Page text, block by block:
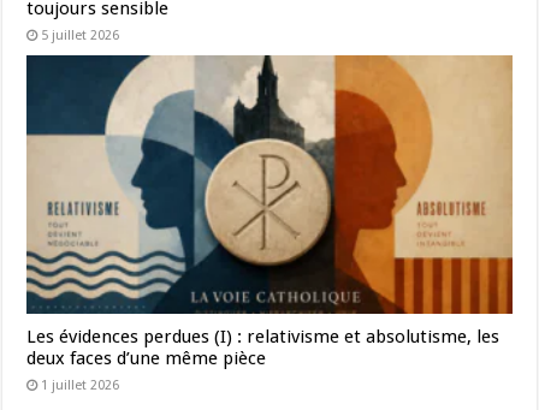
toujours sensible
5 juillet 2026
Les évidences perdues (I) : relativisme et absolutisme, les
deux faces d’une même pièce
1 juillet 2026